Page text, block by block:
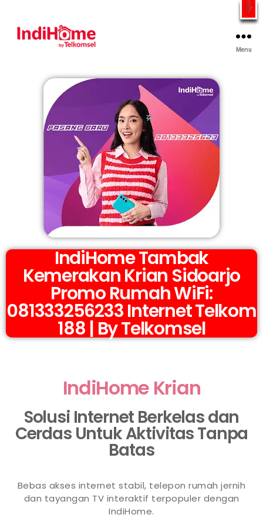
Gratis Pasang Dengan Bayar PDD2 | WiFi 200Rb an By
Menu
IndiHome Tambak
Kemerakan Krian Sidoarjo
Promo Rumah WiFi:
081333256233 Internet Telkom
188 | By Telkomsel
IndiHome Krian
Solusi Internet Berkelas dan
Cerdas Untuk Aktivitas Tanpa
Batas
Bebas akses internet stabil, telepon rumah jernih
dan tayangan TV interaktif terpopuler dengan
IndiHome.